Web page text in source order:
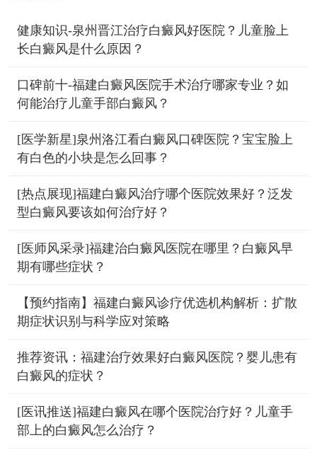
健康知识-泉州晋江治疗白癜风好医院？儿童脸上
长白癜风是什么原因？
口碑前十-福建白癜风医院手术治疗哪家专业？如
何能治疗儿童手部白癜风？
[医学新星]泉州洛江看白癜风口碑医院？宝宝脸上
有白色的小块是怎么回事？
[热点展现]福建白癜风治疗哪个医院效果好？泛发
型白癜风要该如何治疗好？
[医师风采录]福建治白癜风医院在哪里？白癜风早
期有哪些症状？
【预约指南】福建白癜风诊疗优选机构解析：扩散
期症状识别与科学应对策略
推荐资讯：福建治疗效果好白癜风医院？婴儿患有
白癜风的症状？
[医讯推送]福建白癜风在哪个医院治疗好？儿童手
部上的白癜风怎么治疗？